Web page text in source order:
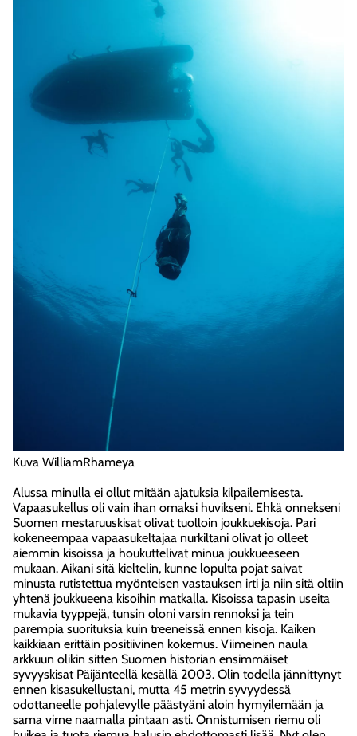
Kuva WilliamRhameya
Alussa minulla ei ollut mitään ajatuksia kilpailemisesta.
Vapaasukellus oli vain ihan omaksi huvikseni. Ehkä onnekseni
Suomen mestaruuskisat olivat tuolloin joukkuekisoja. Pari
kokeneempaa vapaasukeltajaa nurkiltani olivat jo olleet
aiemmin kisoissa ja houkuttelivat minua joukkueeseen
mukaan. Aikani sitä kieltelin, kunne lopulta pojat saivat
minusta rutistettua myönteisen vastauksen irti ja niin sitä oltiin
yhtenä joukkueena kisoihin matkalla. Kisoissa tapasin useita
mukavia tyyppejä, tunsin oloni varsin rennoksi ja tein
parempia suorituksia kuin treeneissä ennen kisoja. Kaiken
kaikkiaan erittäin positiivinen kokemus. Viimeinen naula
arkkuun olikin sitten Suomen historian ensimmäiset
syvyyskisat Päijänteellä kesällä 2003. Olin todella jännittynyt
ennen kisasukellustani, mutta 45 metrin syvyydessä
odottaneelle pohjalevylle päästyäni aloin hymyilemään ja
sama virne naamalla pintaan asti. Onnistumisen riemu oli